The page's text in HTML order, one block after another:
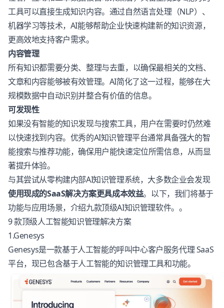
工具可以直接生成知识内容。通过自然语言处理（NLP）、
机器学习等技术，AI能够帮助企业快速构建新的知识资源，
更高效地支持客户需求。
内容管理
所有知识都需要分类、整理与去重，以确保最相关的文档、
文章和内容能够被有效管理。AI简化了这一过程，能够在大
规模数据中自动识别并整合有价值的信息。
可发现性
如果没有智能的知识发现与搜索工具，用户在需要时仍然难
以快速找到内容。优秀的AI知识管理平台通常具备强大的智
能搜索与推荐功能，确保用户能快速定位所需信息，从而显
著提升体验。
与其尝试从零构建内部AI知识管理系统，大多数企业会发现
使用现成的SaaS解决方案更具成本效益。以下，我们将基于
功能与应用场景，介绍九款顶级AI知识管理软件。。
9 款顶级人工智能知识管理解决方案
1.Genesys
Genesys是一款基于人工智能的呼叫中心客户服务代理 SaaS
平台，现已包含基于人工智能的知识管理工具和功能。